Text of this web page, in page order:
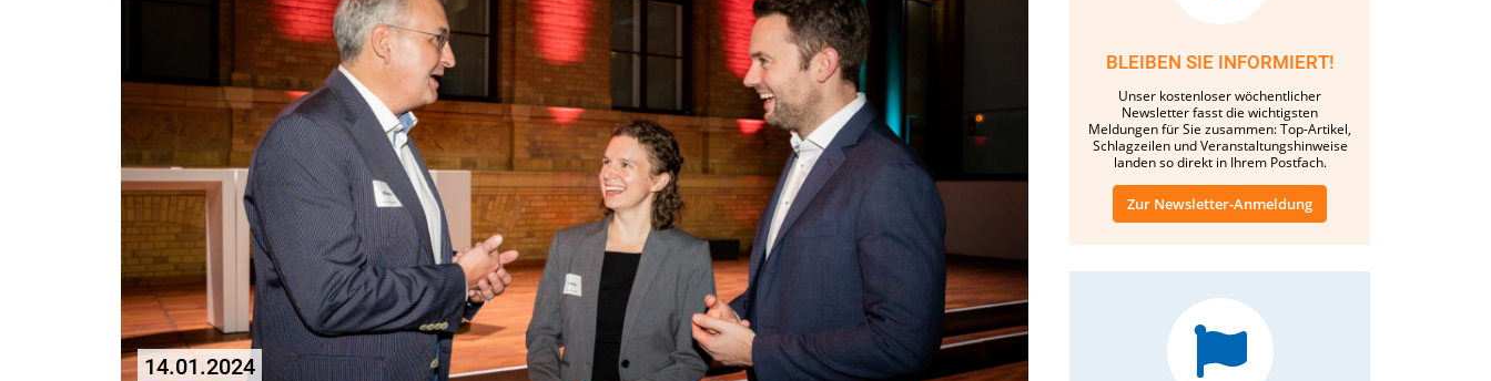
14.01.2024
BLEIBEN SIE INFORMIERT!
Unser kostenloser wöchentlicher
Newsletter fasst die wichtigsten
Meldungen für Sie zusammen: Top-Artikel,
Schlagzeilen und Veranstaltungshinweise
landen so direkt in Ihrem Postfach.
Zur Newsletter-Anmeldung